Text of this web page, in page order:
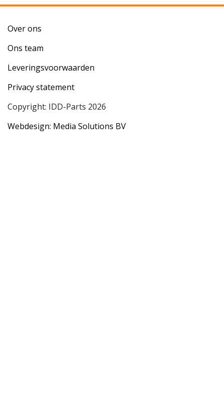
Over ons
Ons team
Leveringsvoorwaarden
Privacy statement
Copyright: IDD-Parts 2026
Webdesign: Media Solutions BV